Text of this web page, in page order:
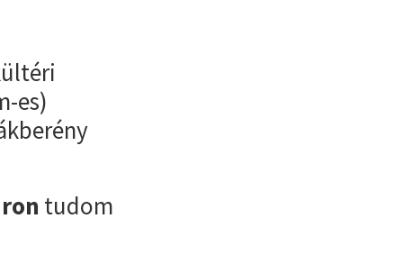
es)
tudom